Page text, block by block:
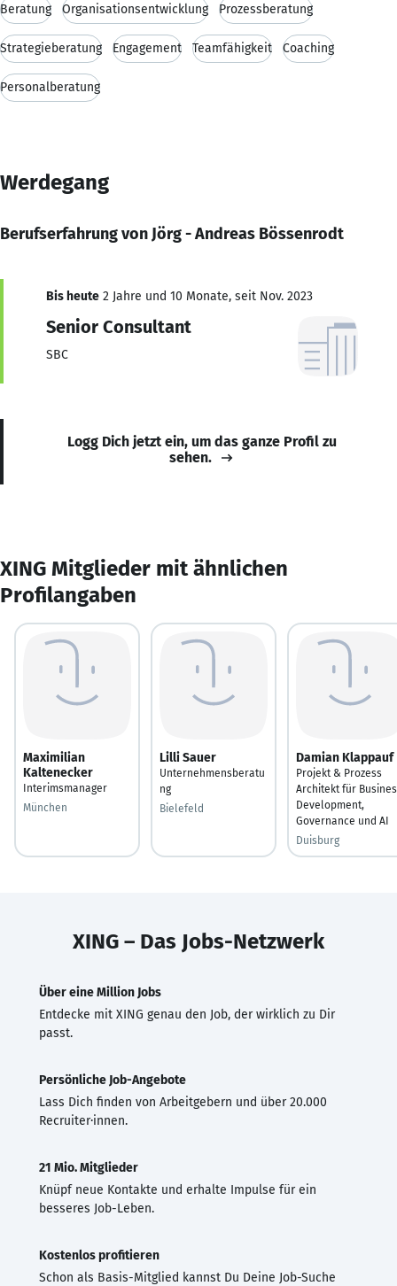
Beratung Organisationsentwicklung Prozessberatung
Strategieberatung Engagement Teamfähigkeit Coaching
Personalberatung
Werdegang
Berufserfahrung von Jörg - Andreas Bössenrodt
Bis heute 2 Jahre und 10 Monate, seit Nov. 2023
Senior Consultant
SBC
Logg Dich jetzt ein, um das ganze Profil zu
sehen.
XING Mitglieder mit ähnlichen
Profilangaben
Maximilian
Kaltenecker
Interimsmanager
München
Lilli Sauer
Unternehmensberatu
ng
Bielefeld
Damian Klappauf
Projekt & Prozess
Architekt für
Development,
Governance und AI
Duisburg
XING – Das Jobs-Netzwerk
Über eine Million Jobs
Entdecke mit XING genau den Job, der wirklich zu Dir
passt.
Persönliche Job-Angebote
Lass Dich finden von Arbeitgebern und über 20.000
Recruiter·innen.
21 Mio. Mitglieder
Knüpf neue Kontakte und erhalte Impulse für ein
besseres Job-Leben.
Kostenlos profitieren
Schon als Basis-Mitglied kannst Du Deine Job-Suche